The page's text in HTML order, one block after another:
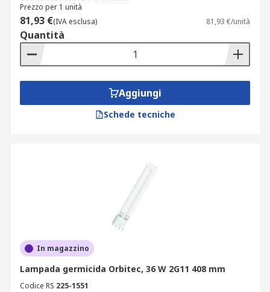
Prezzo per 1 unità
81,93 €(IVA esclusa) 81,93 €/unità
Quantità
Aggiungi
Schede tecniche
In magazzino
Lampada germicida Orbitec, 36 W 2G11 408 mm
Codice RS 225-1551